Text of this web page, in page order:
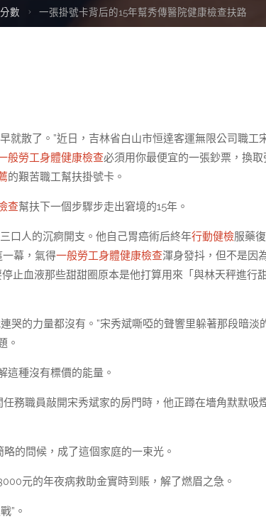
分數 一張掛號卡背后的15年幫秀傳醫院健康檢查扶路
就散了。”近日，吉林省白山市恒達客運無限公司職工
般勞工身體健康檢查必須用你最便宜的一張鈔票，換取
的艱苦職工幫扶掛號卡。
查幫扶下一個步驟步走出窘境的15年。
口人的沉痾開支。他自己胃癌術后終年行動健檢服藥復
幕，氣得一般勞工身體健康檢查渾身發抖，但不是因
止血液那些甜甜圈原本是他打算用來「與林天秤進行
哭的力量都沒有。”宋秀斌嘶啞的聲響里躲著那段暗淡
。
這種沒有標價的能量。
務職員敲開宋秀斌家的房門時，他正蹲在墻角默默吸
略的問候，成了這個家庭的一束光。
元的年夜病救助金實時到賬，解了燃眉之急。
”。